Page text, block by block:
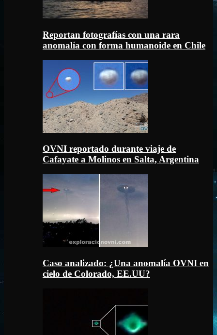
Reportan fotografías con una rara
anomalía con forma humanoide en Chile
OVNI reportado durante viaje de
Cafayate a Molinos en Salta, Argentina
Caso analizado: ¿Una anomalía OVNI en
cielo de Colorado, EE.UU?